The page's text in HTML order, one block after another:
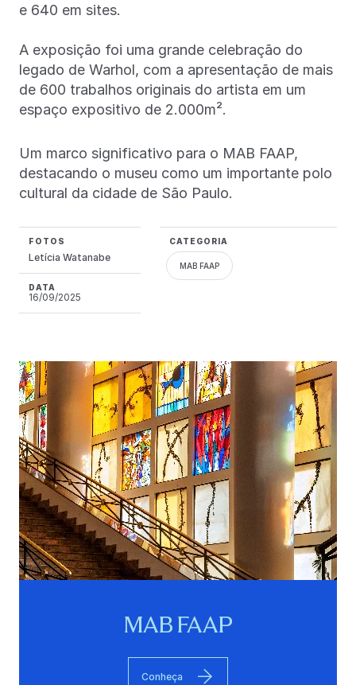
e 640 em sites.
A exposição foi uma grande celebração do
legado de Warhol, com a apresentação de mais
de 600 trabalhos originais do artista em um
espaço expositivo de 2.000m².
Um marco significativo para o MAB FAAP,
destacando o museu como um importante polo
cultural da cidade de São Paulo.
FOTOS
Letícia Watanabe
DATA
16/09/2025
CATEGORIA
MAB FAAP
MAB FAAP
Conheça